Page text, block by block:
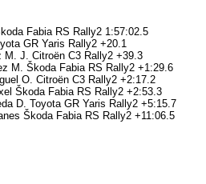
Fabia RS Rally2 1:57:02.5
GR Yaris Rally2 +20.1
J. Citroën C3 Rally2 +39.3
M. Škoda Fabia RS Rally2 +1:29.6
O. Citroën C3 Rally2 +2:17.2
Škoda Fabia RS Rally2 +2:53.3
D. Toyota GR Yaris Rally2 +5:15.7
Škoda Fabia RS Rally2 +11:06.5